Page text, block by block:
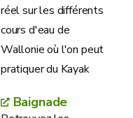
réel sur les différents
cours d'eau de
Wallonie où l'on peut
pratiquer du Kayak
Baignade